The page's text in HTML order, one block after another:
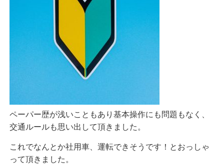
ペーパー歴が浅いこともあり基本操作にも問題もなく、
交通ルールも思い出して頂きました。
これでなんとか社用車、運転できそうです！とおっしゃ
って頂きました。